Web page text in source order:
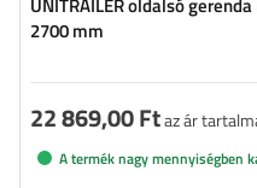
2700 mm
22 869,00 Ftaz ár
A termék nagy mennyiségben